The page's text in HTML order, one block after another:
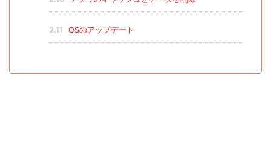
2.11 OSのアップデート